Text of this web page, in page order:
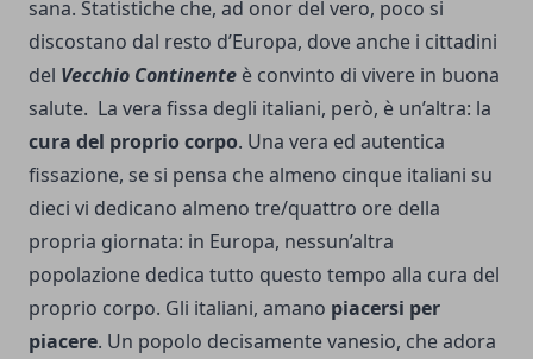
sana. Statistiche che, ad onor del vero, poco si
discostano dal resto d’Europa, dove anche i cittadini
del Vecchio Continente è convinto di vivere in buona
salute. La vera fissa degli italiani, però, è un’altra: la
cura del proprio corpo. Una vera ed autentica
fissazione, se si pensa che almeno cinque italiani su
dieci vi dedicano almeno tre/quattro ore della
propria giornata: in Europa, nessun’altra
popolazione dedica tutto questo tempo alla cura del
proprio corpo. Gli italiani, amano piacersi per
piacere. Un popolo decisamente vanesio, che adora